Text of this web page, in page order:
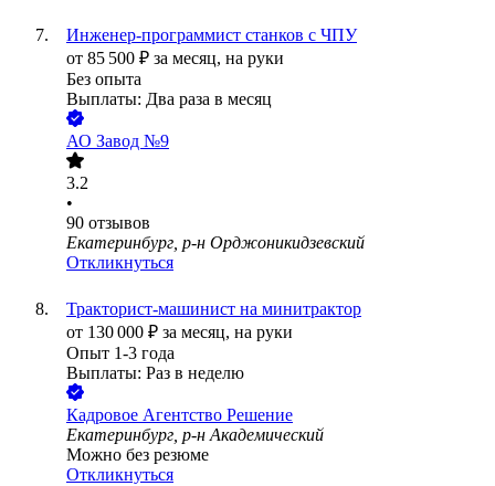
Инженер-программист станков с ЧПУ
от 85 500 ₽ за месяц, на руки
Без опыта
Выплаты: Два раза в месяц
АО Завод №9
3.2
•
90 отзывов
Екатеринбург, р-н Орджоникидзевский
Откликнуться
Тракторист-машинист на минитрактор
от 130 000 ₽ за месяц, на руки
Опыт 1-3 года
Выплаты: Раз в неделю
Кадровое Агентство Решение
Екатеринбург, р-н Академический
Можно без резюме
Откликнуться